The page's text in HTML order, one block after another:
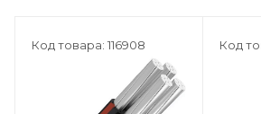
Код товара: 116908 Код